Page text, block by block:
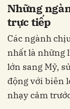
Những
trực tiếp
Các ngành
nhất là những
lớn sang Mỹ,
động với biên
nhạy cảm